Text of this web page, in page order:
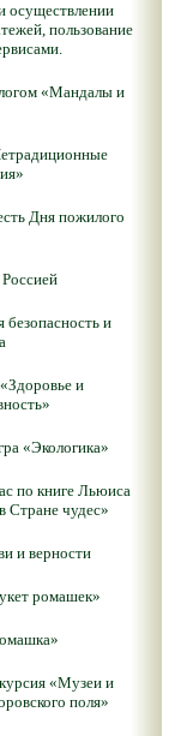
осуществлении
пользование
«Мандалы и
Дня пожилого
и
и
«Экологика»
по книге Льюиса
Стране чудес»
и верности
ромашек»
«Музеи и
поля»